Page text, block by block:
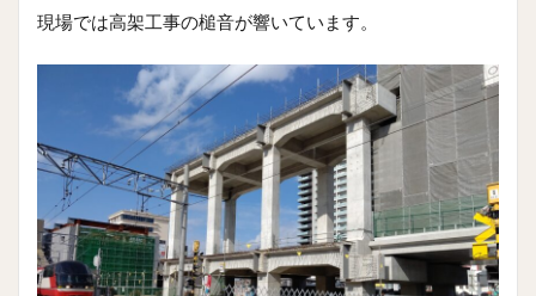
現場では高架工事の槌音が響いています。